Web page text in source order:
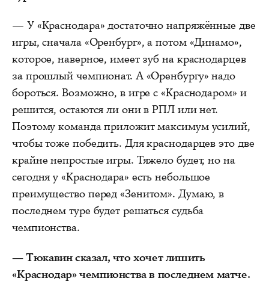
— У «Краснодара» достаточно напряжённые две
игры, сначала «Оренбург», а потом «Динамо»,
которое, наверное, имеет зуб на краснодарцев
за прошлый чемпионат. А «Оренбургу» надо
бороться. Возможно, в игре с «Краснодаром» и
решится, остаются ли они в РПЛ или нет.
Поэтому команда приложит максимум усилий,
чтобы тоже победить. Для краснодарцев это две
крайне непростые игры. Тяжело будет, но на
сегодня у «Краснодара» есть небольшое
преимущество перед «Зенитом». Думаю, в
последнем туре будет решаться судьба
чемпионства.
— Тюкавин сказал, что хочет лишить
«Краснодар» чемпионства в последнем матче.